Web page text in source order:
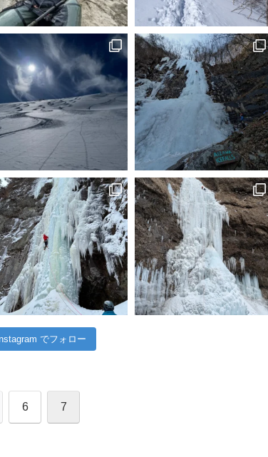
Instagram でフォロー
6 7